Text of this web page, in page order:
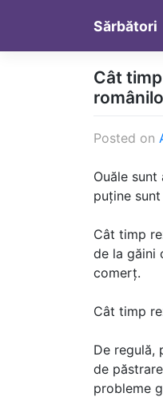
content
Sărbători
Cât
Posted on
Ouăle
puține
Cât timp
de la găini
comerț.
Cât timp
De regulă,
de
probleme